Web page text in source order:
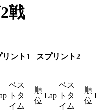
戦
リント1 スプリント2
ベス
トタ
イム
順
位
Lap
ベス
トタ
イム
順
位